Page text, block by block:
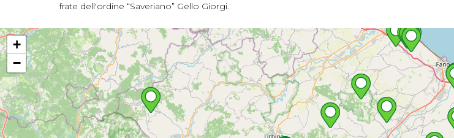
frate dell'ordine “Saveriano” Gello Giorgi.
+
−